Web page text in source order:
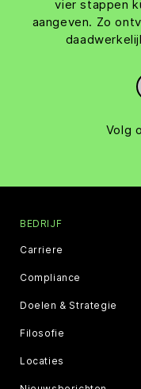
vier stappen
aangeven. Zo
Volg
BEDRIJF
Carriere
Compliance
Doelen & Strategie
Filosofie
Locaties